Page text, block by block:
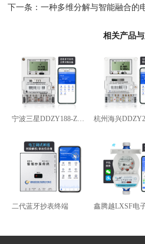
下一条：一种多维分解与智能融合的
相关产品
宁波三星DDZY188-Z型4G通讯智能电能表
杭州海兴
二代蓝牙抄表终端 鑫腾越LXSF电